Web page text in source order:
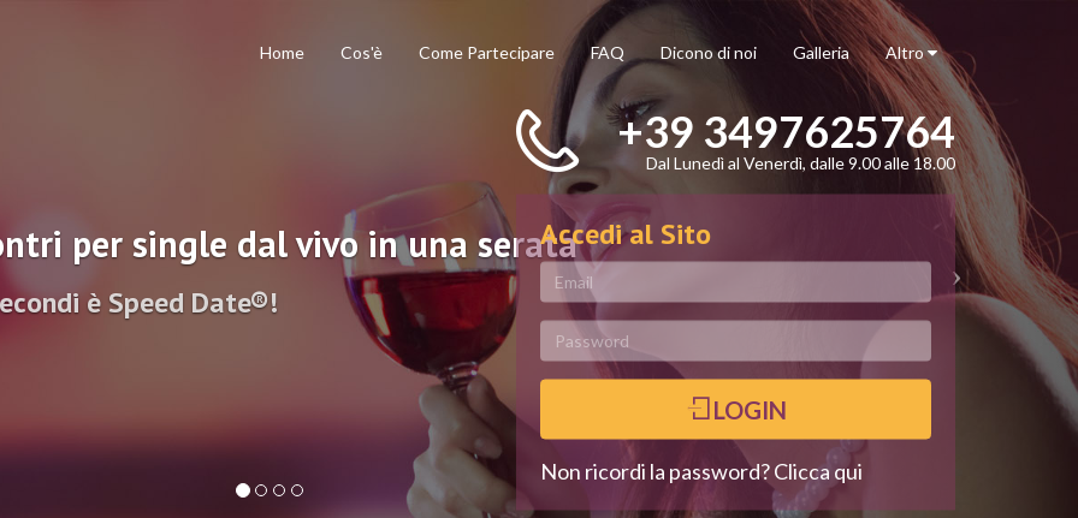
Home Cos'è Come Partecipare FAQ Dicono di noi Galleria Altro
per single dal vivo in una serata
è Speed Date®!
+39 3497625764
Dal Lunedì al Venerdì, dalle 9.00 alle 18.00
Accedi al Sito
LOGIN
Non ricordi la password? Clicca qui